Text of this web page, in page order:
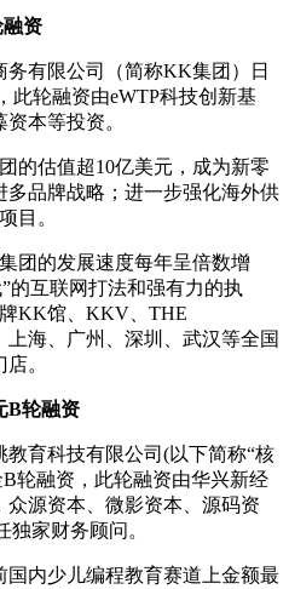
资
有限公司（简称KK集团）日
此轮融资由eWTP科技创新基
本等投资。
估值超10亿美元，成为新零
品牌战略；进一步强化海外供
目。
的发展速度每年呈倍数增
的互联网打法和强有力的执
KK馆、KKV、THE
海、广州、深圳、武汉等全国
。
轮融资
育科技有限公司(以下简称“核
轮融资，此轮融资由华兴新经
源资本、微影资本、源码资
家财务顾问。
内少儿编程教育赛道上金额最